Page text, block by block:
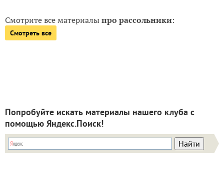
Смотрите все материалыпро рассольники:
Смотреть все
Попробуйте искать материалы нашего клуба с
помощью Яндекс.Поиск!